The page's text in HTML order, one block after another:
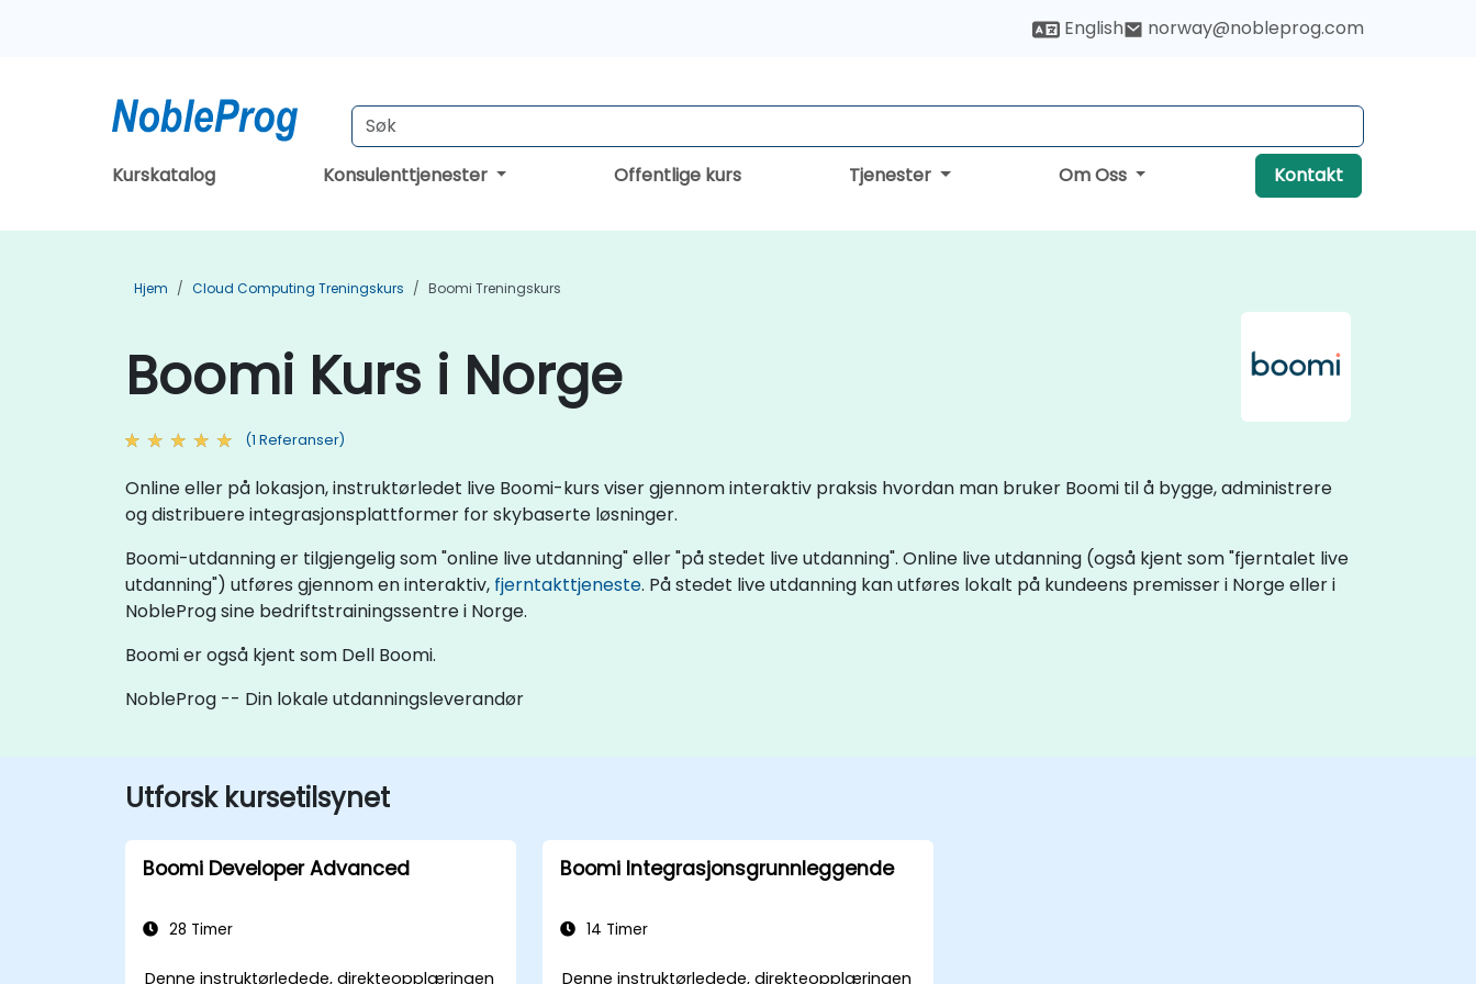
English norway@nobleprog.com
Kurskatalog Konsulenttjenester Offentlige kurs Tjenester Om Oss Kontakt
Hjem Cloud Computing Treningskurs Boomi Treningskurs
Boomi Kurs i Norge
(1 Referanser)
Online eller på lokasjon, instruktørledet live Boomi-kurs viser gjennom interaktiv praksis hvordan man bruker Boomi til å bygge, administrere
og distribuere integrasjonsplattformer for skybaserte løsninger.
Boomi-utdanning er tilgjengelig som "online live utdanning" eller "på stedet live utdanning". Online live utdanning (også kjent som "fjerntalet live
utdanning") utføres gjennom en interaktiv, fjerntakttjeneste. På stedet live utdanning kan utføres lokalt på kundeens premisser i Norge eller i
NobleProg sine bedriftstrainingssentre i Norge.
Boomi er også kjent som Dell Boomi.
NobleProg -- Din lokale utdanningsleverandør
Utforsk kursetilsynet
Boomi Developer Advanced
28 Timer
Denne instruktørledede, direkteopplæringen
Boomi Integrasjonsgrunnleggende
14 Timer
Denne instruktørledede, direkteopplæringen